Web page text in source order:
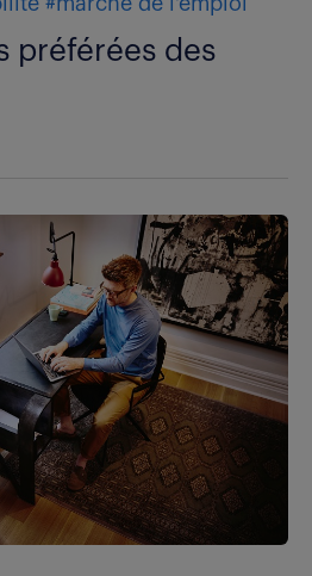
préférées des